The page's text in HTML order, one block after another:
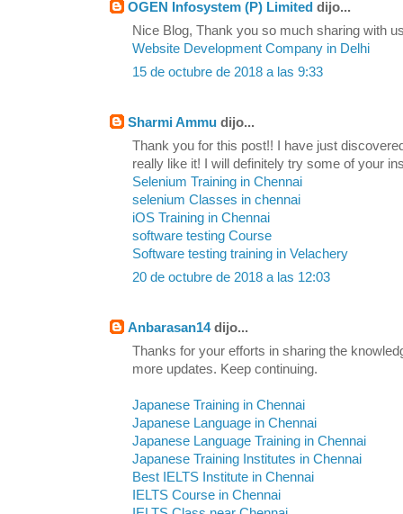
OGEN Infosystem (P) Limited dijo...
Nice Blog, Thank you so much sharing with
Website Development Company in Delhi
15 de octubre de 2018 a las 9:33
Sharmi Ammu dijo...
Thank you for this post!! I have just
really like it! I will definitely try some of your
Selenium Training in Chennai
selenium Classes in chennai
iOS Training in Chennai
software testing Course
Software testing training in Velachery
20 de octubre de 2018 a las 12:03
Anbarasan14dijo...
Thanks for your efforts in sharing the
more updates. Keep continuing.
Japanese Training in Chennai
Japanese Language in Chennai
Japanese Language Training in Chennai
Japanese Training Institutes in Chennai
Best IELTS Institute in Chennai
IELTS Course in Chennai